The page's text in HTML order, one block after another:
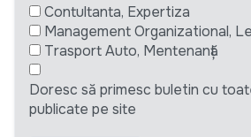
Contultanta, Expertiza
Management Organizational,
Trasport Auto, Mentenanță
Doresc să primesc buletin cu
publicate pe site